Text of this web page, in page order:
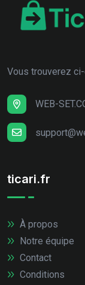
Vous trouverez
WEB-
ticari.fr
À propos
Notre équipe
Contact
Conditions